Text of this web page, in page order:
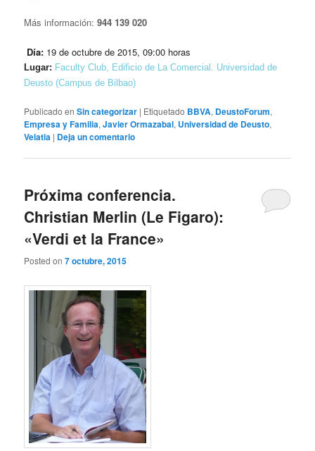
Más información:944 139 020
Día: 19 de octubre de 2015, 09:00 horas
Lugar: Faculty Club, Edificio de La Comercial. Universidad de
Deusto (Campus de Bilbao)
Publicado en Sin categorizar | Etiquetado BBVA, DeustoForum,
Empresa y Familia,Javier Ormazabal, Universidad de Deusto,
Velatia | Deja un comentario
Próxima conferencia.
Christian Merlin (Le Figaro):
«Verdi et la France»
Posted on7 octubre, 2015